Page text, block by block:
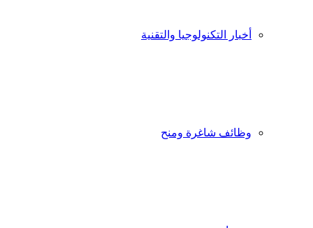
أخبار التكنولوجيا والتقنية
وظائف شاغرة ومنح